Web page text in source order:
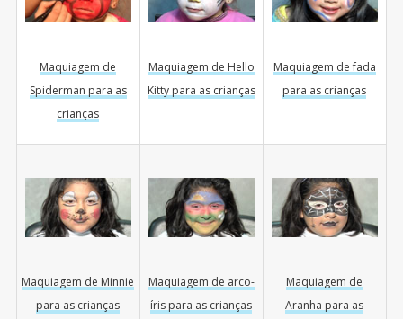
Maquiagem de
Spiderman para as
crianças
Maquiagem de Hello
Kitty para as crianças
Maquiagem de fada
para as crianças
Maquiagem de Minnie
para as crianças
Maquiagem de arco-
íris para as crianças
Maquiagem de
Aranha para as